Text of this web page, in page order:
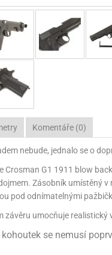
lištu weaver a picatinny
lištu 15 - 17 mm
na ZP Pro
Komentáře (0)
nebude, jednalo se o
Crosman G1 1911 blow
Zásobník umístěný
pod odnímatelnými
závěru umocňuje
kohoutek se nemusí